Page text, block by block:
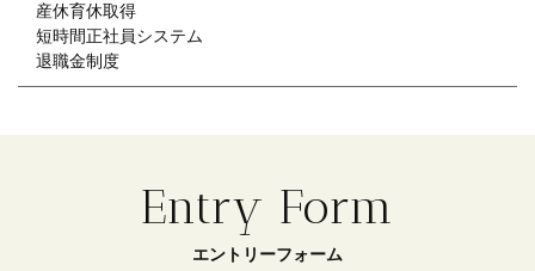
産休育休取得
短時間正社員システム
退職金制度
Entry Form
エントリーフォーム